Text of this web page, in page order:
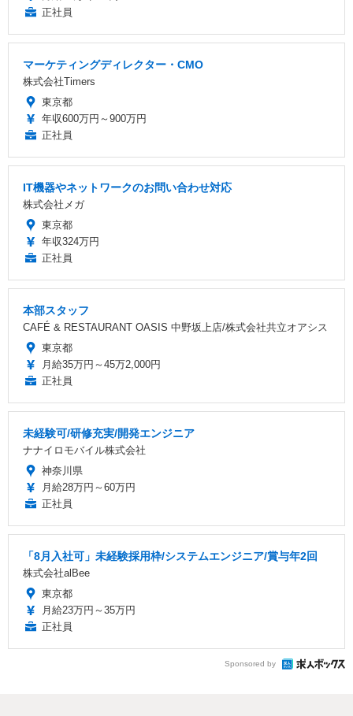
正社員
マーケティングディレクター・CMO
株式会社Timers
東京都
年収600万円～900万円
正社員
IT機器やネットワークのお問い合わせ対応
株式会社メガ
東京都
年収324万円
正社員
本部スタッフ
CAFÉ & RESTAURANT OASIS 中野坂上店/株式会社共立オアシス
東京都
月給35万円～45万2,000円
正社員
未経験可/研修充実/開発エンジニア
ナナイロモバイル株式会社
神奈川県
月給28万円～60万円
正社員
「8月入社可」未経験採用枠/システムエンジニア/賞与年2回
株式会社alBee
東京都
月給23万円～35万円
正社員
Sponsored by